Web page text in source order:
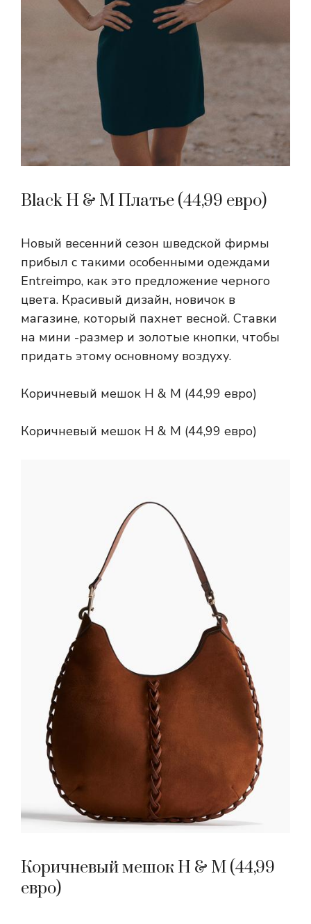
Black H & M Платье (44,99 евро)
Новый весенний сезон шведской фирмы
прибыл с такими особенными одеждами
Entreimpo, как это предложение черного
цвета. Красивый дизайн, новичок в
магазине, который пахнет весной. Ставки
на мини -размер и золотые кнопки, чтобы
придать этому основному воздуху.
Коричневый мешок H & M (44,99 евро)
Коричневый мешок H & M (44,99 евро)
Коричневый мешок H & M (44,99
евро)